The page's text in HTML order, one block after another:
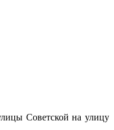
Советской на улицу